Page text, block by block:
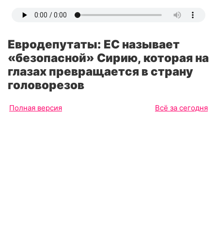
Евродепутаты: ЕС называет
«безопасной» Сирию, которая на
глазах превращается в страну
головорезов
Полная версия Всё за сегодня